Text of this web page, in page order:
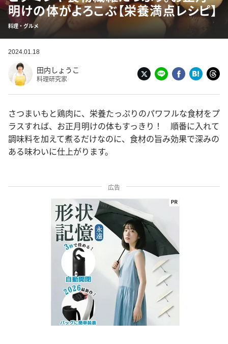
明けの体がよろこぶ【栄養満点レシピ】
料理・グルメ
2024.01.18
田内しょうこ
料理研究家
さつまいもと鶏肉に、栄養たっぷりのパワフルな食材をプ
ラスすれば、お正月明けの体もすっきり！ 順番に入れて
調味料を加えて煮るだけなのに、食材の旨み効果で深みの
ある味わいに仕上がります。
広告